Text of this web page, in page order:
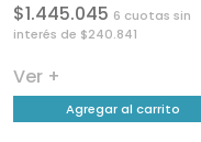
$1.445.045 6 cuotas sin
interés de $240.841
Ver +
Agregar al carrito